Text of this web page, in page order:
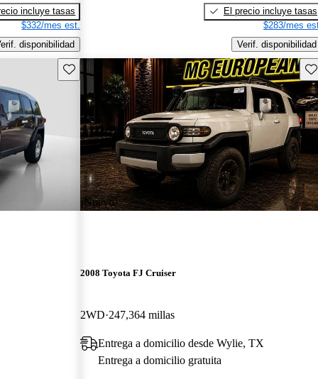
incluye tasas
$332/mes est.
disponibilidad
El precio incluye tasas
$283/mes
Verif. disponibilidad
Guarda este Aviso
¡Nuevo!
2008 Toyota FJ Cruiser
2WD 247,364 millas
Entrega a domicilio desde Wylie, TX
Entrega a domicilio gratuita